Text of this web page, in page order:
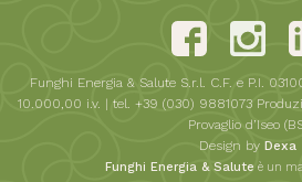
Funghi Energia & Salute S.r.l. C.F. e P.I.
10.000,00 i.v. | tel. +39 (030) 9881073
Provaglio d’Iseo
Design by Dexa
Funghi Energia & Salute è un